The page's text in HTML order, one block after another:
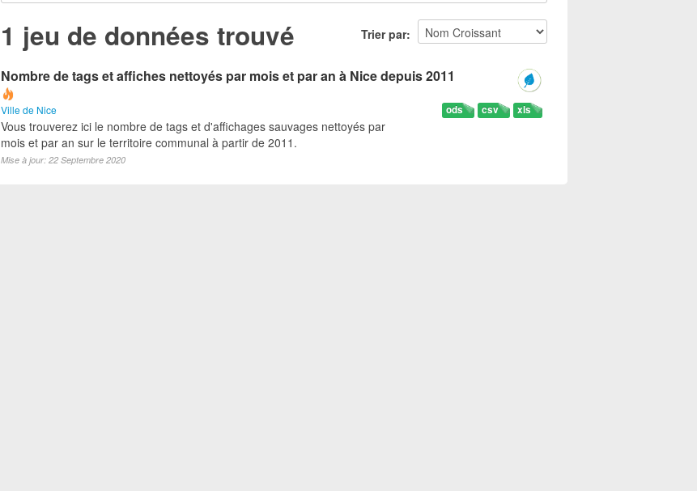
Trier par
1 jeu de données trouvé
Nombre de tags et affiches nettoyés par mois et par an à Nice depuis 2011
Ville de Nice xls
csv
ods
Vous trouverez ici le nombre de tags et d'affichages sauvages nettoyés par
mois et par an sur le territoire communal à partir de 2011.
Mise à jour: 22 Septembre 2020